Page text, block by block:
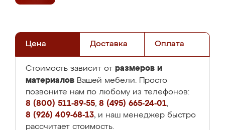
Цена Доставка Оплата
Стоимость зависит от размеров и
материалов Вашей мебели. Просто
позвоните нам по любому из телефонов:
8 (800) 511-89-55, 8 (495) 665-24-01,
8 (926) 409-68-13, и наш менеджер быстро
рассчитает стоимость.